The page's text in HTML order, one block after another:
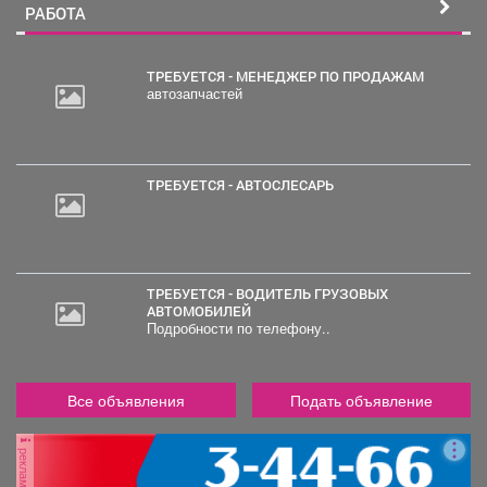
РАБОТА
ТРЕБУЕТСЯ - МЕНЕДЖЕР ПО ПРОДАЖАМ
автозапчастей
ТРЕБУЕТСЯ - АВТОСЛЕСАРЬ
ТРЕБУЕТСЯ - ВОДИТЕЛЬ ГРУЗОВЫХ
АВТОМОБИЛЕЙ
Подробности по телефону..
Все объявления Подать объявление
реклама